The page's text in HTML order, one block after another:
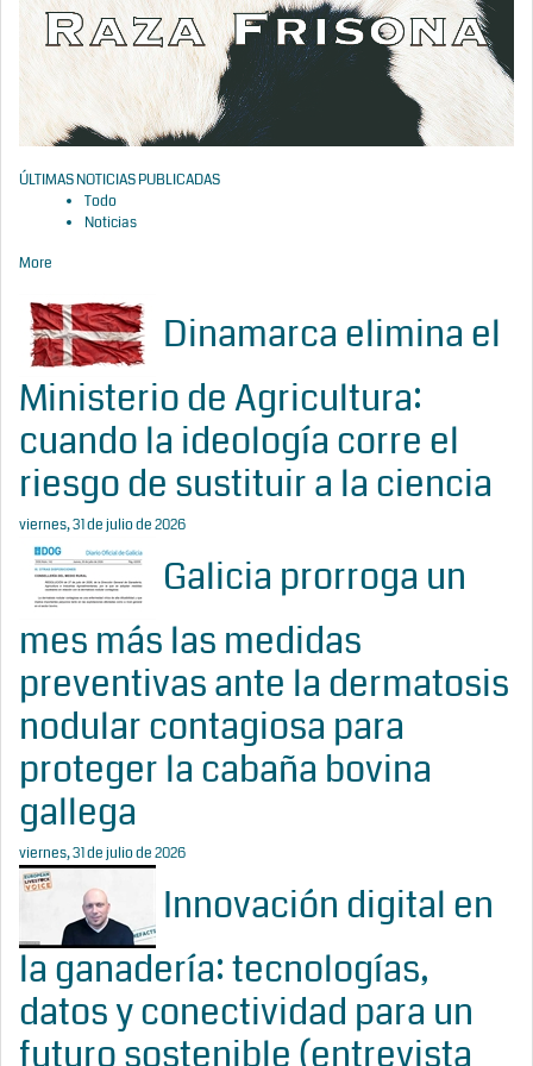
ÚLTIMAS NOTICIAS PUBLICADAS
Todo
Noticias
More
Dinamarca elimina el
Ministerio de Agricultura:
cuando la ideología corre el
riesgo de sustituir a la ciencia
viernes, 31 de julio de 2026
Galicia prorroga un
mes más las medidas
preventivas ante la dermatosis
nodular contagiosa para
proteger la cabaña bovina
gallega
viernes, 31 de julio de 2026
Innovación digital en
la ganadería: tecnologías,
datos y conectividad para un
futuro sostenible (entrevista